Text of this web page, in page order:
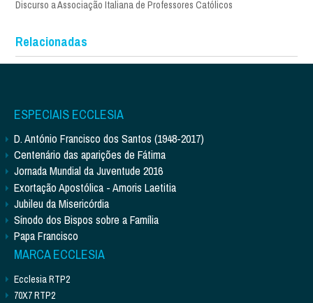
Discurso a Associação Italiana de Professores Católicos
Relacionadas
ESPECIAIS ECCLESIA
D. António Francisco dos Santos (1948-2017)
Centenário das aparições de Fátima
Jornada Mundial da Juventude 2016
Exortação Apostólica - Amoris Laetitia
Jubileu da Misericórdia
Sínodo dos Bispos sobre a Família
Papa Francisco
MARCA ECCLESIA
Ecclesia RTP2
70X7 RTP2